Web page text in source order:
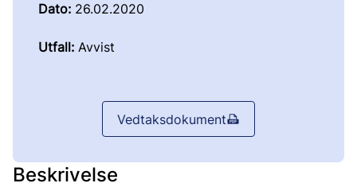
Dato: 26.02.2020
Utfall: Avvist
Vedtaksdokument
Beskrivelse